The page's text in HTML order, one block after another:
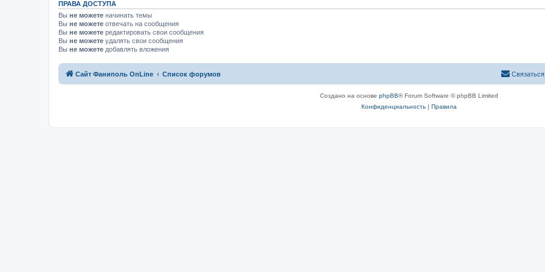
ы
ПРАВА ДОСТУПА
Вы не можете начинать темы
Вы не можете отвечать на сообщения
Вы не можете редактировать свои сообщения
Вы не можете удалять свои сообщения
Вы не можете добавлять вложения
Сайт Фаниполь OnLine Список форумов
Создано на основе phpBB® Forum Software © phpBB Limited
Конфиденциальность| Правила